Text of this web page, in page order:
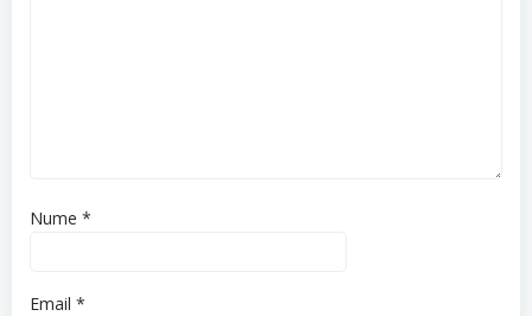
Nume *
Email *